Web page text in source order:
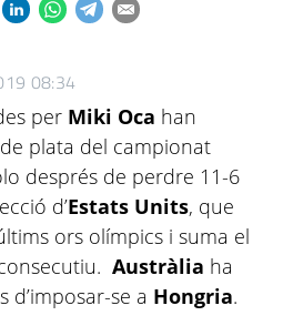
08:34
per Miki Oca han
plata del campionat
després de perdre 11-6
d’Estats Units, que
ors olímpics i suma el
Austràlia ha
d’imposar-se a Hongria.